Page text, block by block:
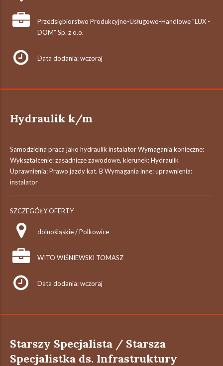
Przedsiębiorstwo Produkcyjno-Usługowo-Handlowe "LUX -
DOM" Sp. z o.o.
Data dodania: wczoraj
Hydraulik k/m
Samodzielna praca jako hydraulik instalator Wymagania konieczne:
Wykształcenie: zasadnicze zawodowe, kierunek: Hydraulik
Uprawnienia: Prawo jazdy kat. B Wymagania inne: uprawnienia:
instalator
SZCZEGÓŁY OFERTY
dolnośląskie / Polkowice
WITO WIŚNIEWSKI TOMASZ
Data dodania: wczoraj
Starszy Specjalista / Starsza
Specjalistka ds. Infrastruktury